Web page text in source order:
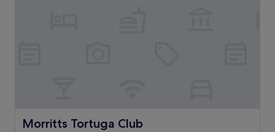
Morritts Tortuga Club
Morritts Tortuga Club